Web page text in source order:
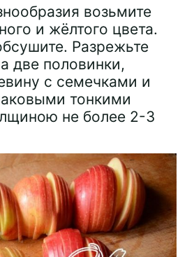
возьмите
и жёлтого цвета.
Разрежьте
две половинки,
с семечками и
тонкими
не более 2-3